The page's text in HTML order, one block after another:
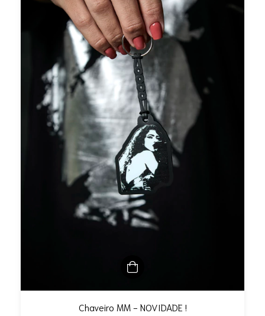
Chaveiro MM - NOVIDADE !